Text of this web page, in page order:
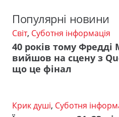
Популярні новини
Світ, Суботня інформація
40 років тому Фредді
вийшов на сцену з
що це фінал
Крик душі, Суботня